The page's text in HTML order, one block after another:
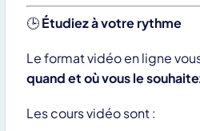
🕒Étudiez à votre rythme
Le format vidéo en ligne
quand et où vous le
Les cours vidéo sont :